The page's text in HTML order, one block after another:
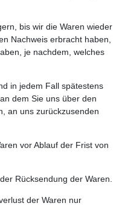
bis wir die Waren wieder
Nachweis erbracht haben,
je nachdem, welches
in jedem Fall spätestens
dem Sie uns über den
an uns zurückzusenden
vor Ablauf der Frist von
Rücksendung der Waren.
der Waren nur